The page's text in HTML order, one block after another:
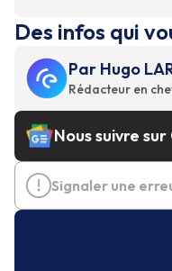
Des infos qui
Par Hugo
Rédacteur en
Nous suivre
Signaler une